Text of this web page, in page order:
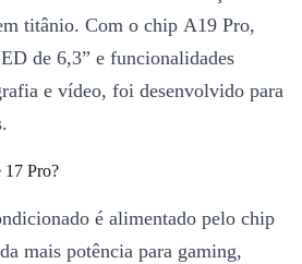
titânio. Com o chip A19 Pro,
de 6,3” e funcionalidades
e vídeo, foi desenvolvido para
17 Pro?
é alimentado pelo chip
mais potência para gaming,